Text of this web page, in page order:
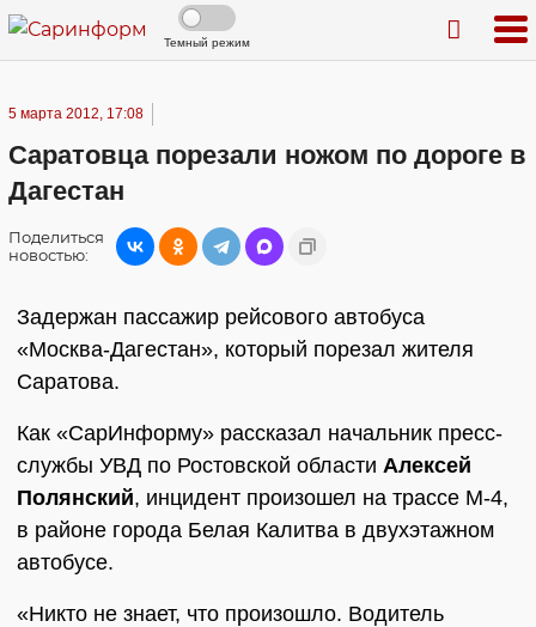
Темный режим
5 марта 2012, 17:08
Саратовца порезали ножом по дороге в
Дагестан
Поделиться
новостью:
Задержан пассажир рейсового автобуса
«Москва-Дагестан», который порезал жителя
Саратова.
Как «СарИнформу» рассказал начальник пресс-
службы УВД по Ростовской области Алексей
Полянский, инцидент произошел на трассе М-4,
в районе города Белая Калитва в двухэтажном
автобусе.
«Никто не знает, что произошло. Водитель